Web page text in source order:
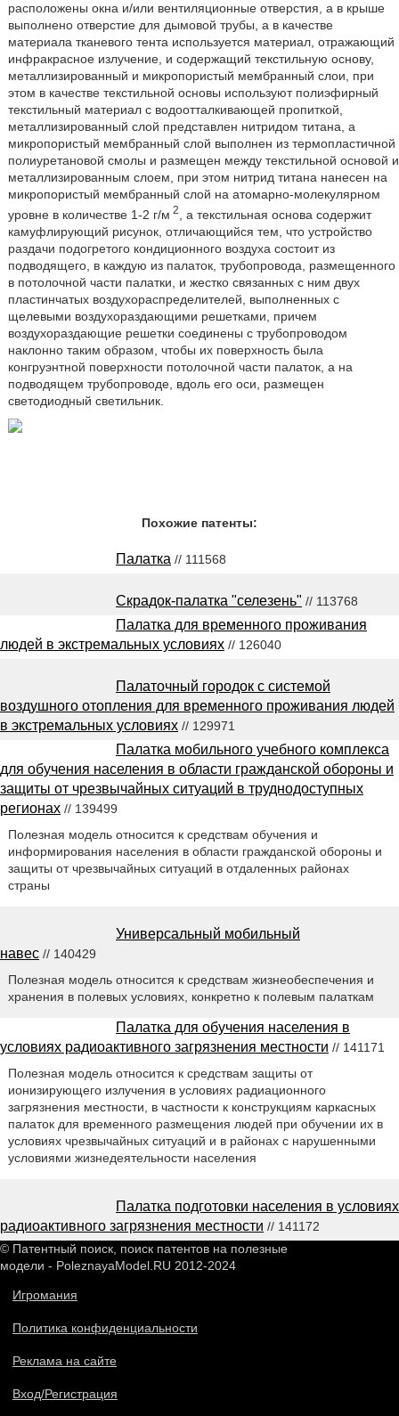
расположены окна и/или вентиляционные отверстия, а в крыше
выполнено отверстие для дымовой трубы, а в качестве
материала тканевого тента используется материал, отражающий
инфракрасное излучение, и содержащий текстильную основу,
металлизированный и микропористый мембранный слои, при
этом в качестве текстильной основы используют полиэфирный
текстильный материал с водоотталкивающей пропиткой,
металлизированный слой представлен нитридом титана, а
микропористый мембранный слой выполнен из термопластичной
полиуретановой смолы и размещен между текстильной основой и
металлизированным слоем, при этом нитрид титана нанесен на
микропористый мембранный слой на атомарно-молекулярном
уровне в количестве 1-2 г/м 2
, а текстильная основа содержит
камуфлирующий рисунок, отличающийся тем, что устройство
раздачи подогретого кондиционного воздуха состоит из
подводящего, в каждую из палаток, трубопровода, размещенного
в потолочной части палатки, и жестко связанных с ним двух
пластинчатых воздухораспределителей, выполненных с
щелевыми воздухораздающими решетками, причем
воздухораздающие решетки соединены с трубопроводом
наклонно таким образом, чтобы их поверхность была
конгруэнтной поверхности потолочной части палаток, а на
подводящем трубопроводе, вдоль его оси, размещен
светодиодный светильник.
Похожие патенты:
Палатка // 111568
Скрадок-палатка "селезень" // 113768
Палатка для временного проживания
людей в экстремальных условиях // 126040
Палаточный городок с системой
воздушного отопления для временного проживания людей
в экстремальных условиях // 129971
Палатка мобильного учебного комплекса
для обучения населения в области гражданской обороны и
защиты от чрезвычайных ситуаций в труднодоступных
регионах // 139499
Полезная модель относится к средствам обучения и
информирования населения в области гражданской обороны и
защиты от чрезвычайных ситуаций в отдаленных районах
страны
Универсальный мобильный
навес // 140429
Полезная модель относится к средствам жизнеобеспечения и
хранения в полевых условиях, конкретно к полевым палаткам
Палатка для обучения населения в
условиях радиоактивного загрязнения местности // 141171
Полезная модель относится к средствам защиты от
ионизирующего излучения в условиях радиационного
загрязнения местности, в частности к конструкциям каркасных
палаток для временного размещения людей при обучении их в
условиях чрезвычайных ситуаций и в районах с нарушенными
условиями жизнедеятельности населения
Палатка подготовки населения в условиях
радиоактивного загрязнения местности // 141172
© Патентный поиск, поиск патентов на полезные
модели - PoleznayaModel.RU 2012-2024
Игромания
Политика конфиденциальности
Реклама на сайте
Вход/Регистрация